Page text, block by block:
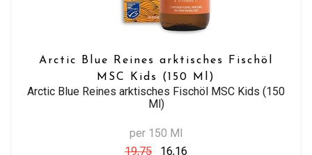
Arctic Blue Reines arktisches Fischöl
MSC Kids (150 Ml)
Arctic Blue Reines arktisches Fischöl MSC Kids (150
Ml)
per 150 Ml
19,75
16,16